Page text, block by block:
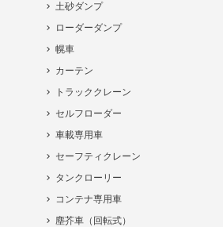
土砂ダンプ
ローダーダンプ
幌車
カーテン
トラッククレーン
セルフローダー
車載専用車
セーフティクレーン
タンクローリー
コンテナ専用車
塵芥車（回転式）